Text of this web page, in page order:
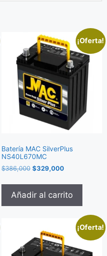
¡Oferta!
Batería MAC SilverPlus
NS40L670MC
$386,000 $329,000
Añadir al carrito
¡Oferta!